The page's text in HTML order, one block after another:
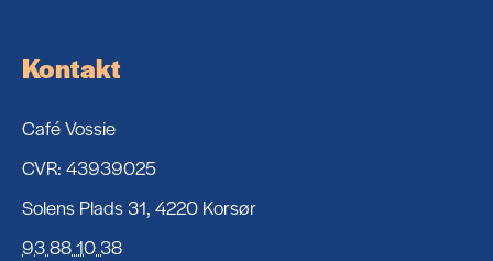
Kontakt
Café Vossie
CVR: 43939025
Solens Plads 31, 4220 Korsør
93 88 10 38